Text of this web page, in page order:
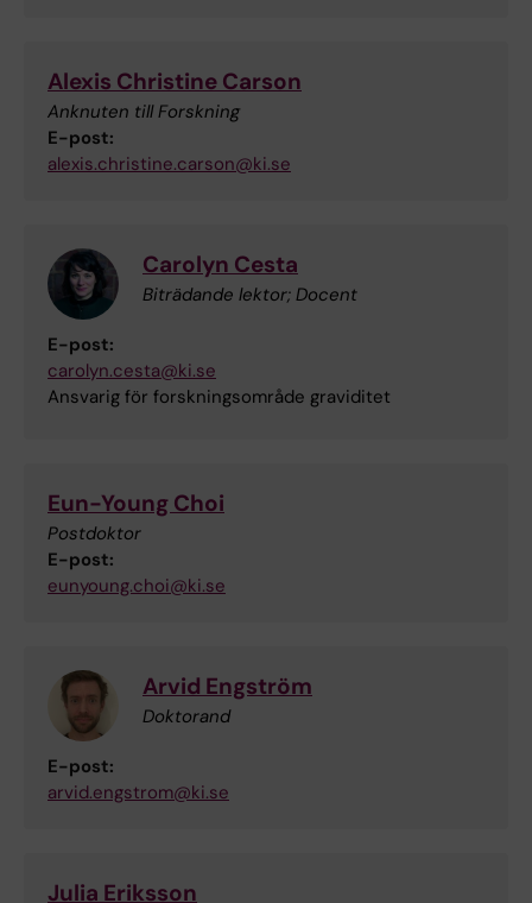
Alexis Christine Carson
Anknuten till Forskning
E-post:
alexis.christine.carson@ki.se
Carolyn Cesta
Biträdande lektor; Docent
E-post:
carolyn.cesta@ki.se
Ansvarig för forskningsområde graviditet
Eun-Young Choi
Postdoktor
E-post:
eunyoung.choi@ki.se
Arvid Engström
Doktorand
E-post:
arvid.engstrom@ki.se
Julia Eriksson